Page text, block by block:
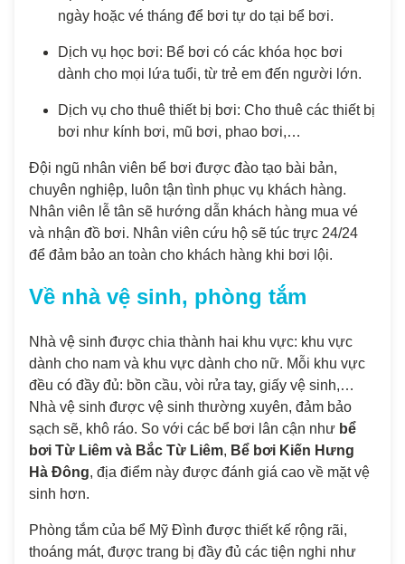
ngày hoặc vé tháng để bơi tự do tại bể bơi.
Dịch vụ học bơi: Bể bơi có các khóa học bơi
dành cho mọi lứa tuổi, từ trẻ em đến người lớn.
Dịch vụ cho thuê thiết bị bơi: Cho thuê các thiết bị
bơi như kính bơi, mũ bơi, phao bơi,…
Đội ngũ nhân viên bể bơi được đào tạo bài bản,
chuyên nghiệp, luôn tận tình phục vụ khách hàng.
Nhân viên lễ tân sẽ hướng dẫn khách hàng mua vé
và nhận đồ bơi. Nhân viên cứu hộ sẽ túc trực 24/24
để đảm bảo an toàn cho khách hàng khi bơi lội.
Về nhà vệ sinh, phòng tắm
Nhà vệ sinh được chia thành hai khu vực: khu vực
dành cho nam và khu vực dành cho nữ. Mỗi khu vực
đều có đầy đủ: bồn cầu, vòi rửa tay, giấy vệ sinh,…
Nhà vệ sinh được vệ sinh thường xuyên, đảm bảo
sạch sẽ, khô ráo. So với các bể bơi lân cận như bể
bơi Từ Liêm và Bắc Từ Liêm, Bể bơi Kiến Hưng
Hà Đông, địa điểm này được đánh giá cao về mặt vệ
sinh hơn.
Phòng tắm của bể Mỹ Đình được thiết kế rộng rãi,
thoáng mát, được trang bị đầy đủ các tiện nghi như